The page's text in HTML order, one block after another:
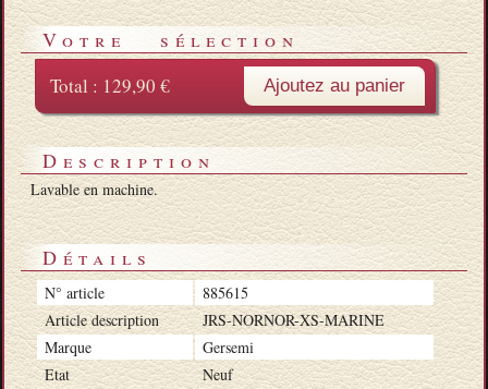
Votre sélection
Total : 129,90 € Ajoutez au panier
Description
Lavable en machine.
Détails
N° article
885615
Article description
JRS-NORNOR-XS-MARINE
Marque
Gersemi
Etat
Neuf